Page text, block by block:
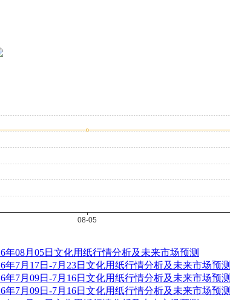
年08月05日文化用纸行情分析及未来市场预测
年7月17日-7月23日文化用纸行情分析及未来市场预测
年7月09日-7月16日文化用纸行情分析及未来市场预测
年7月09日-7月16日文化用纸行情分析及未来市场预测